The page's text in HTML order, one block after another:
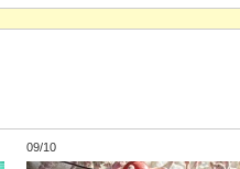
09/10